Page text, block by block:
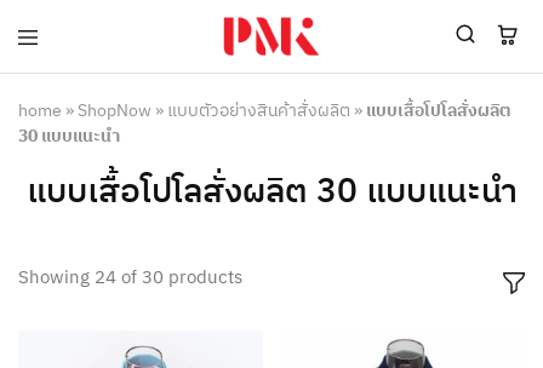
PMK
ผู้
สร้าง
แบรนด์
ยูนิฟอร์ม
พร้อม
ผู้
เสื้อ
บริษัท
มาตรฐาน
อุตสาหกรรม
สี
ที่2
home »ShopNow »แบบตัวอย่างสินค้าสั่งผลิต »แบบเสื้อโปโลสั่งผลิต
30 แบบแนะนำ
แบบเสื้อโปโลสั่งผลิต 30 แบบแนะนำ
Showing 24of 30 products